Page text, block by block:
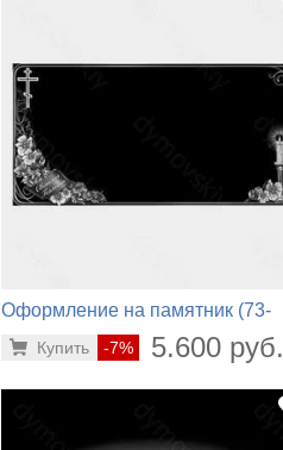
Оформление на памятник (73-
-7% 5.600 руб.
Купить